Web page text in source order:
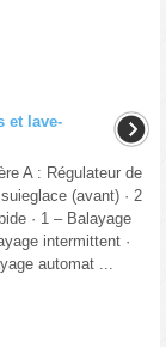
et lave-
A : Régulateur de
(avant) · 2
· 1 – Balayage
intermittent ·
automat ...